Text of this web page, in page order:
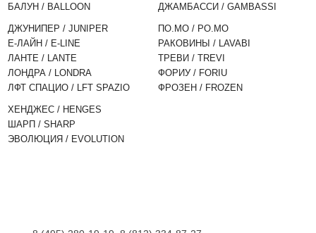
БАЛУН / BALLOON
ДЖАМБАССИ / GAMBASSI
ДЖУНИПЕР / JUNIPER
Е-ЛАЙН / E-LINE
ЛАНТЕ / LANTE
ЛОНДРА / LONDRA
ЛФТ СПАЦИО / LFT SPAZIO
ПО.МО / PO.MO
РАКОВИНЫ / LAVABI
ТРЕВИ / TREVI
ФОРИУ / FORIU
ФРОЗЕН / FROZEN
ХЕНДЖЕС / HENGES
ШАРП / SHARP
ЭВОЛЮЦИЯ / EVOLUTION